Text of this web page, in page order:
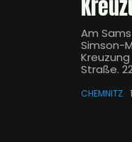
Am
Simson-
Straße.
CHEMNITZ